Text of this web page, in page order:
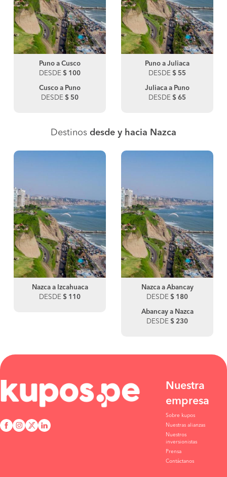
Puno a Cusco
DESDE $ 100
Cusco a Puno
DESDE $ 50
Puno a Juliaca
DESDE $ 55
Juliaca a Puno
DESDE $ 65
Destinos desde y hacia Nazca
Nazca a Izcahuaca
DESDE $ 110
Nazca a Abancay
DESDE $ 180
Abancay a Nazca
DESDE $ 230
Nuestra
empresa
Sobre kupos
Nuestras alianzas
Nuestros
inversionistas
Prensa
Contáctanos